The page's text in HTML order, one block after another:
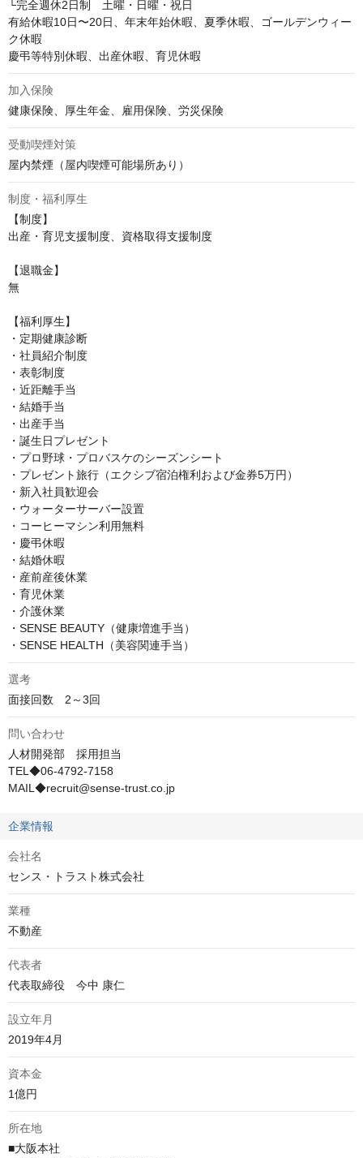
└完全週休2日制　土曜・日曜・祝日
有給休暇10日〜20日、年末年始休暇、夏季休暇、ゴールデンウィー
ク休暇
慶弔等特別休暇、出産休暇、育児休暇
加入保険
健康保険、厚生年金、雇用保険、労災保険
受動喫煙対策
屋内禁煙（屋内喫煙可能場所あり）
制度・福利厚生
【制度】
出産・育児支援制度、資格取得支援制度
【退職金】
無
【福利厚生】
・定期健康診断
・社員紹介制度
・表彰制度
・近距離手当
・結婚手当
・出産手当
・誕生日プレゼント
・プロ野球・プロバスケのシーズンシート
・プレゼント旅行（エクシブ宿泊権利および金券5万円）
・新入社員歓迎会
・ウォーターサーバー設置
・コーヒーマシン利用無料
・慶弔休暇
・結婚休暇
・産前産後休業
・育児休業
・介護休業
・SENSE BEAUTY（健康増進手当）
・SENSE HEALTH（美容関連手当）
選考
面接回数　2～3回
問い合わせ
人材開発部　採用担当
TEL◆06-4792-7158
MAIL◆recruit@sense-trust.co.jp
企業情報
会社名
センス・トラスト株式会社
業種
不動産
代表者
代表取締役　今中 康仁
設立年月
2019年4月
資本金
1億円
所在地
■大阪本社